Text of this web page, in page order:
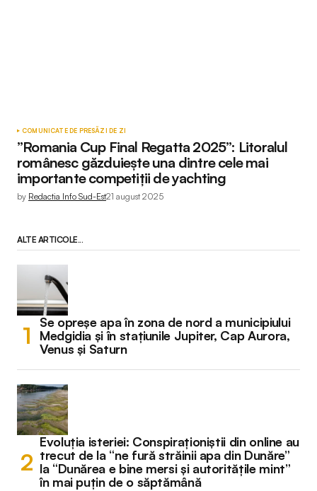
COMUNICATE DE PRESĂZI DE ZI
”Romania Cup Final Regatta 2025”: Litoralul
românesc găzduiește una dintre cele mai
importante competiții de yachting
by Redactia Info Sud-Est21 august 2025
ALTE ARTICOLE...
Se opreșe apa în zona de nord a municipiului
Medgidia și în stațiunile Jupiter, Cap Aurora,
Venus și Saturn
Evoluția isteriei: Conspiraționiștii din online au
trecut de la “ne fură străinii apa din Dunăre”
la “Dunărea e bine mersi și autoritățile mint”
în mai puțin de o săptămână